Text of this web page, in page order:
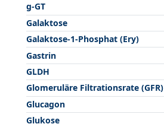
g-GT
Galaktose
Galaktose-1-Phosphat (Ery)
Gastrin
GLDH
Glomeruläre Filtrationsrate (GFR)
Glucagon
Glukose